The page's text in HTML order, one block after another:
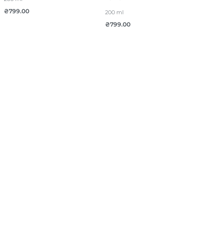
₴799.00 200 ml
₴799.00